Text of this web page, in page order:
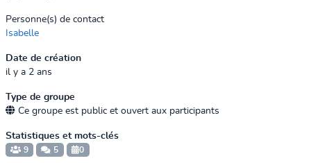
Personne(s) de contact
Isabelle
Date de création
il y a 2 ans
Type de groupe
Ce groupe est public et ouvert aux participants
Statistiques et mots-clés
9 5 0